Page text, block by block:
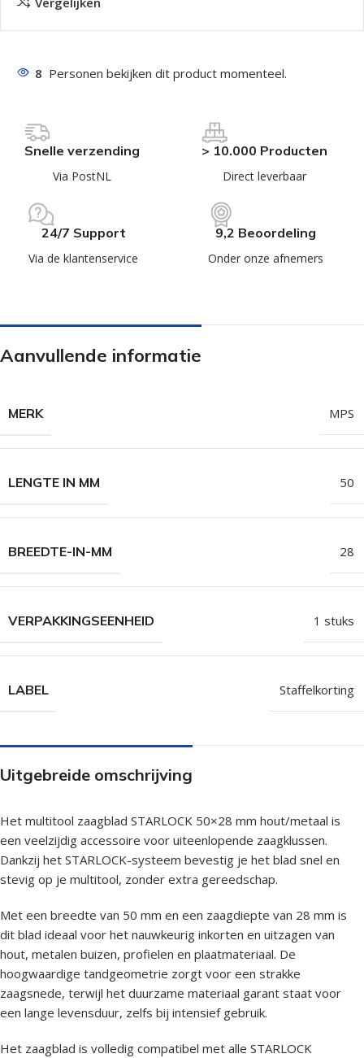
8 Personen bekijken dit product momenteel.
Snelle verzending
Via PostNL
> 10.000 Producten
Direct leverbaar
24/7 Support
Via de klantenservice
9,2 Beoordeling
Onder onze afnemers
Aanvullende informatie
MERK MPS
LENGTE IN MM 50
BREEDTE-IN-MM 28
VERPAKKINGSEENHEID 1 stuks
LABEL Staffelkorting
Uitgebreide omschrijving
Het multitool zaagblad STARLOCK 50×28 mm hout/metaal is
een veelzijdig accessoire voor uiteenlopende zaagklussen.
Dankzij het STARLOCK-systeem bevestig je het blad snel en
stevig op je multitool, zonder extra gereedschap.
Met een breedte van 50 mm en een zaagdiepte van 28 mm is
dit blad ideaal voor het nauwkeurig inkorten en uitzagen van
hout, metalen buizen, profielen en plaatmateriaal. De
hoogwaardige tandgeometrie zorgt voor een strakke
zaagsnede, terwijl het duurzame materiaal garant staat voor
een lange levensduur, zelfs bij intensief gebruik.
Het zaagblad is volledig compatibel met alle STARLOCK